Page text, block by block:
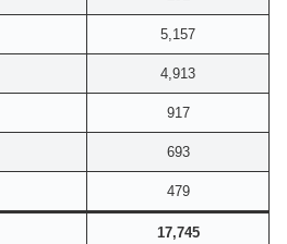
5,157
4,913
917
693
479
17,745